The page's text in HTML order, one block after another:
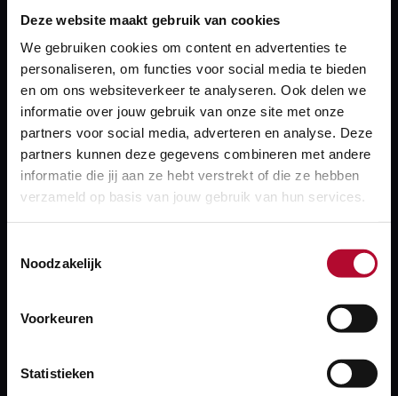
Deze website maakt gebruik van cookies
We gebruiken cookies om content en advertenties te
personaliseren, om functies voor social media te bieden
en om ons websiteverkeer te analyseren. Ook delen we
informatie over jouw gebruik van onze site met onze
partners voor social media, adverteren en analyse. Deze
partners kunnen deze gegevens combineren met andere
informatie die jij aan ze hebt verstrekt of die ze hebben
verzameld op basis van jouw gebruik van hun services.
Noodzakelijk
Voorkeuren
Statistieken
Beta users maken de applicatie
nog beter
Om ervoor te zorgen dat we een applicatie opleveren
die aansluit op ieders wensen en behoeften, heeft het
IPOD projectteam ervoor gekozen om een Bèta User
Programma op te zetten. In het Bèta User Programma
zijn de uiteindelijke IPOD eindgebruikers
informatiespecialist. Bèta Users helpen mee met de
ontwikkeling van IPOD door nieuwe functionaliteiten
te testen en deze als eerste in gebruik te nemen.
Hiermee borgen we dat IPOD gebruiksvriendelijk is en
precies wat er nog moet gebeuren om de data van